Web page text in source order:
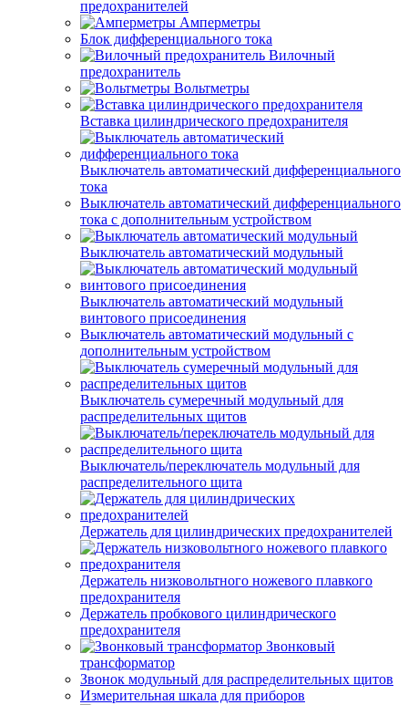
предохранителей
Амперметры
Блок дифференциального тока
Вилочный
предохранитель
Вольтметры
Вставка цилиндрического предохранителя
Выключатель автоматический дифференциального
тока
Выключатель автоматический дифференциального
тока с дополнительным устройством
Выключатель автоматический модульный
Выключатель автоматический модульный
винтового присоединения
Выключатель автоматический модульный с
дополнительным устройством
Выключатель сумеречный модульный для
распределительных щитов
Выключатель/переключатель модульный для
распределительного щита
Держатель для цилиндрических предохранителей
Держатель низковольтного ножевого плавкого
предохранителя
Держатель пробкового цилиндрического
предохранителя
Звонковый
трансформатор
Звонок модульный для распределительных щитов
Измерительная шкала для приборов